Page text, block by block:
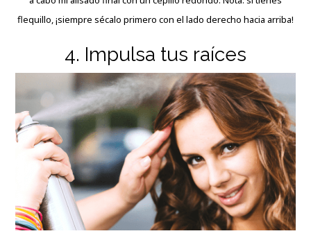
flequillo, ¡siempre sécalo primero con el lado derecho hacia arriba!
4. Impulsa tus raíces